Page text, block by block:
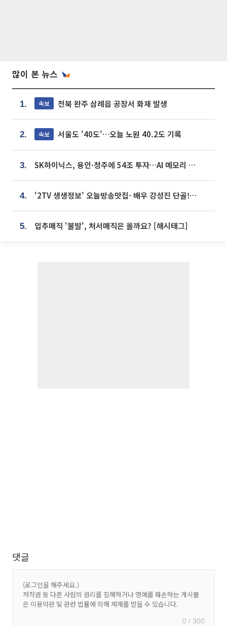
많이 본 뉴스
1. 속보 전북 완주 삼례읍 공장서 화재 발생
2. 속보 서울도 '40도'…오늘 노원 40.2도 기록
3. SK하이닉스, 용인·청주에 54조 투자…AI 메모리 생산기지 키운다
4. '2TV 생생정보' 오늘방송맛집- 배우 강성진 단골! 쌀국수ㆍ푸팟퐁 커리 맛집 '블○○○'
5. 입추매직 '불발', 처서매직은 올까요? [해시태그]
댓글
0 / 300